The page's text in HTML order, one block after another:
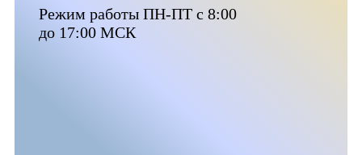
Режим работы ПН-ПТ с 8:00
до 17:00 МСК